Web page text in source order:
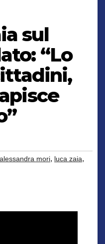
sul
“Lo
alessandra mori, luca zaia,